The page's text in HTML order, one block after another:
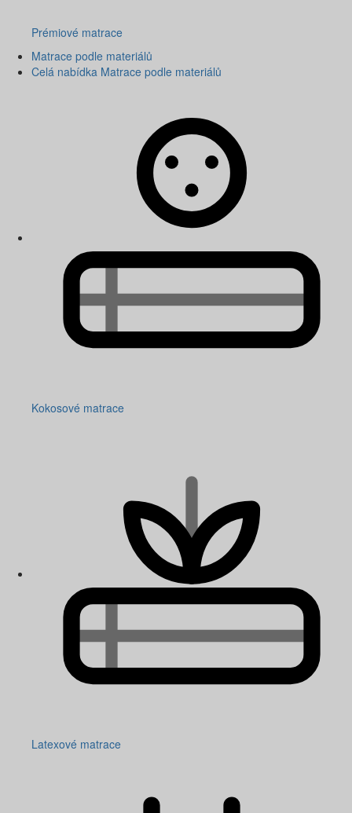
Prémiové matrace
Matrace podle materiálů
Celá nabídka Matrace podle materiálů
Kokosové matrace
Latexové matrace